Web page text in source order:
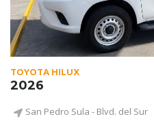
TOYOTA HILUX
2026
San Pedro Sula - Blvd. del Sur